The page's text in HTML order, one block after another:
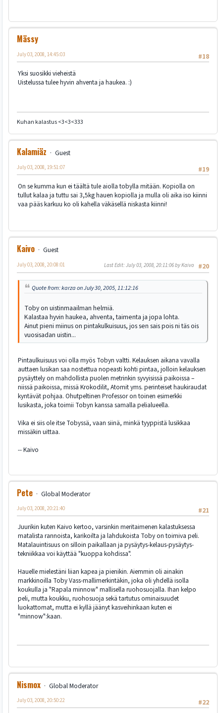
Mässy
#18
July 03, 2008, 14:45:03
Yksi suosikki vieheistä
Uistelussa tulee hyvin ahventa ja haukea. :)
Kuhan kalastus <3<3<333
Kalamiäz
Guest
#19
July 03, 2008, 19:51:07
On se kumma kun ei täältä tule aiolla tobylla mitään. Kopiolla on
tullut kalaa ja tuttu sai 3,5kg hauen kopiolla ja mulla oli aika iso kiinni
vaa pääs karkuu ko oli kahella väkäsellä niskasta kiinni!
Kaivo
Guest
#20
July 03, 2008, 20:08:01 Last Edit: July 03, 2008, 20:11:06 by Kaivo
Quote from: karza on July 30, 2005, 11:12:16
Toby on uistinmaailman helmiä.
Kalastaa hyvin haukea, ahventa, taimenta ja jopa lohta.
Ainut pieni miinus on pintakulkuisuus, jos sen sais pois ni täs ois
vuosisadan uistin...
Pintaulkuisuus voi olla myös Tobyn valtti. Kelauksen aikana vavalla
auttaen lusikan saa nostettua nopeasti kohti pintaa, jolloin kelauksen
pysäyttely on mahdollista puolen metrinkin syvyisissä paikoissa –
niissä paikoissa, missä Krokodilit, Atomit yms. perinteiset haukiraudat
kyntävät pohjaa. Ohutpeltinen Professor on toinen esimerkki
lusikasta, joka toimii Tobyn kanssa samalla pelialueella.
Vika ei siis ole itse Tobyssä, vaan siinä, minkä tyyppistä lusikkaa
missäkin uittaa.
-- Kaivo
Pete
Global Moderator
#21
July 03, 2008, 20:21:40
Juurikin kuten Kaivo kertoo, varsinkin meritaimenen kalastuksessa
matalista rannoista, karikoilta ja lahdukoista Toby on toimiva peli.
Matalauintisuus on silloin paikallaan ja pysäytys-kelaus-pysäytys-
tekniikkaa voi käyttää "kuoppa kohdissa".
Hauelle mielestäni liian kapea ja pienikin. Aiemmin oli ainakin
markkinoilla Toby Vass-mallimerkintäkin, joka oli yhdellä isolla
koukulla ja "Rapala minnow" mallisella ruohosuojalla. Ihan kelpo
peli, mutta koukku, ruohosuoja sekä tartutus ominaisuudet
luokattomat, mutta ei kyllä jäänyt kasveihinkaan kuten ei
"minnow":kaan.
Nismox
Global Moderator
#22
July 03, 2008, 20:50:22